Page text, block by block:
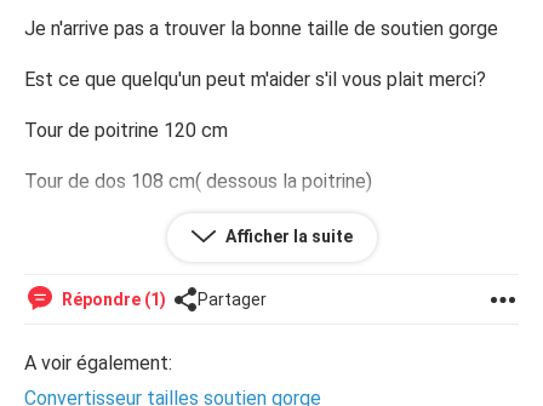
Je n'arrive pas a trouver la bonne taille de soutien gorge
Est ce que quelqu'un peut m'aider s'il vous plait merci?
Tour de poitrine 120 cm
Tour de dos 108 cm( dessous la poitrine)
merci bonne journée Afficher la suite
Répondre (1) Partager
A voir également:
Convertisseur tailles soutien gorge